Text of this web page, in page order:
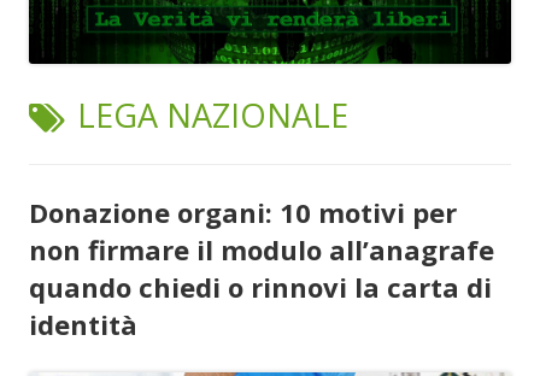
TAG:
LEGA NAZIONALE
Donazione organi: 10 motivi per
non firmare il modulo all’anagrafe
quando chiedi o rinnovi la carta di
identità